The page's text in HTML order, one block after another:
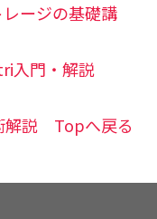
ージの基礎講
入門・解説
解説 Topへ戻る